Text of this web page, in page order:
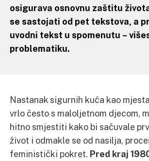
osigurava osnovnu zaštitu
se sastojati od pet tekstova, a
uvodni tekst u spomenutu –
problematiku.
Nastanak sigurnih kuća kao
vrlo često s maloljetnom djecom,
hitno smjestiti kako bi sačuvale
život i odmakle se od nasilja,
feministički pokret. Pred kraj